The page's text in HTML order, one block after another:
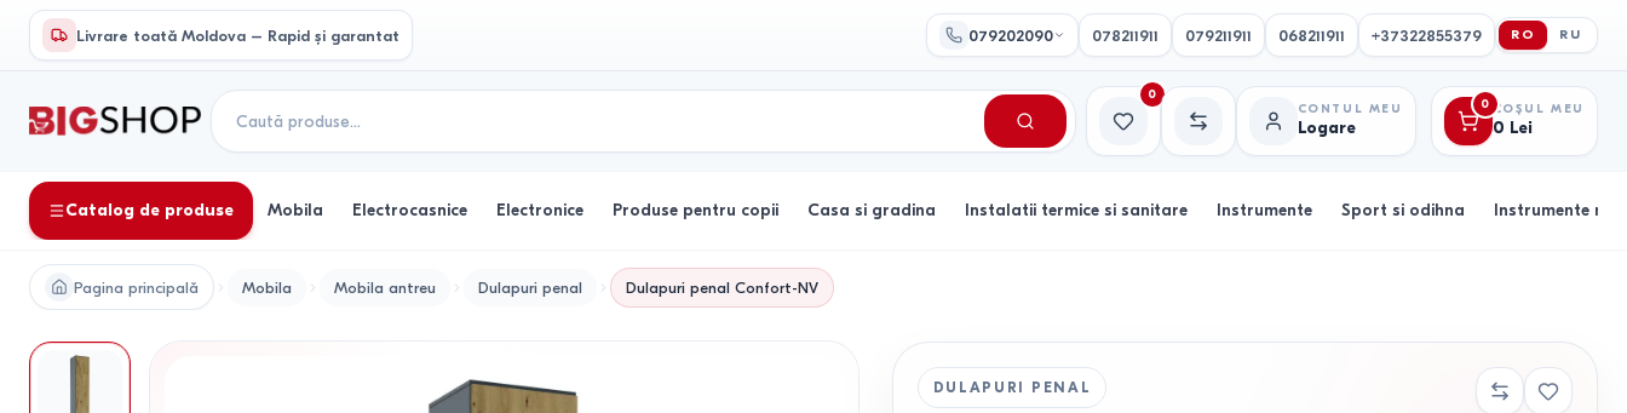
Livrare toată Moldova – Rapid și garantat 079202090 078211911 079211911 068211911 +37322855379 RO RU
Favorite
0
Comparație
CONTUL MEU
Logare
0 COȘUL MEU
0 Lei
Catalog de produse Mobila Electrocasnice Electronice Produse pentru copii Casa si gradina Instalatii termice si sanitare Instrumente Sport si odihna Instrumente
Pagina principală Mobila Mobila antreu Dulapuri penal Dulapuri penal Confort-NV
DULAPURI PENAL